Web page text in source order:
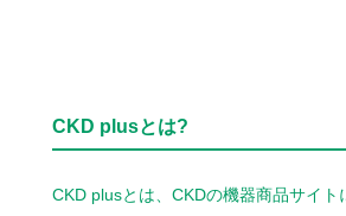
CKD plusとは?
CKD plusとは、CKDの機器商品サイ